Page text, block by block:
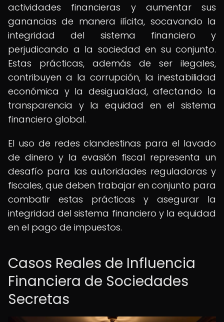
actividades financieras y aumentar sus
ganancias de manera ilícita, socavando la
integridad del sistema financiero y
perjudicando a la sociedad en su conjunto.
Estas prácticas, además de ser ilegales,
contribuyen a la corrupción, la inestabilidad
económica y la desigualdad, afectando la
transparencia y la equidad en el sistema
financiero global.
El uso de redes clandestinas para el lavado
de dinero y la evasión fiscal representa un
desafío para las autoridades reguladoras y
fiscales, que deben trabajar en conjunto para
combatir estas prácticas y asegurar la
integridad del sistema financiero y la equidad
en el pago de impuestos.
Casos Reales de Influencia
Financiera de Sociedades
Secretas